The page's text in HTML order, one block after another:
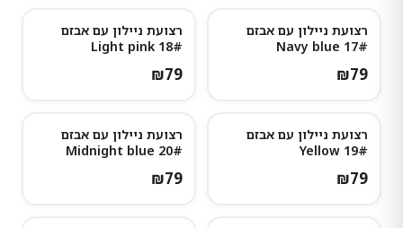
רצועת ניילון עם אבזם
17# Navy blue
₪79
נותרו מעט
רצועת ניילון עם אבזם
18# Light pink
₪79
רצועת ניילון עם אבזם
19# Yellow
₪79
רצועת ניילון עם אבזם
20# Midnight blue
₪79